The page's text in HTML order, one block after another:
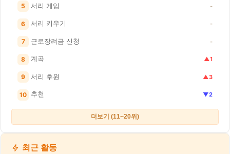
5 서리 게임 -
6 서리 키우기 -
7 근로장려금 신청 -
8 계곡 ▲1
9 서리 후원 ▲3
10 추천 ▼2
더보기 (11~20위)
최근 활동